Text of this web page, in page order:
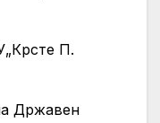
П.
Државен